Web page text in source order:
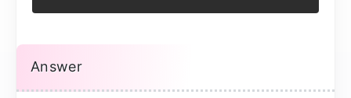
Answer